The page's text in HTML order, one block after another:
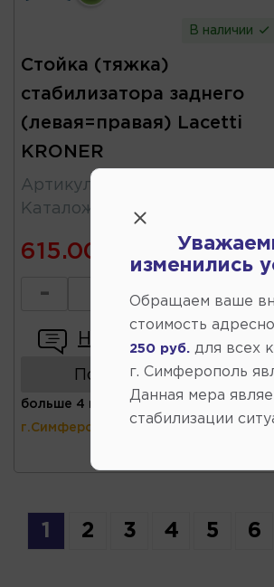
В наличии
Стойка (тяжка)
стабилизатора заднего
(левая=правая) Lacetti
KRONER
Артикул
Каталожный
: 96561754
615.00
- +
Написать отзыв
Показать аналоги
больше 4 шт (ул.Коммунальная 43,
г.Симферополь)
1 2 3 4 5 6
изменились
Обращаем ваше
стоимость
250 руб. для всех
г. Симферополь
Данная мера
стабилизации